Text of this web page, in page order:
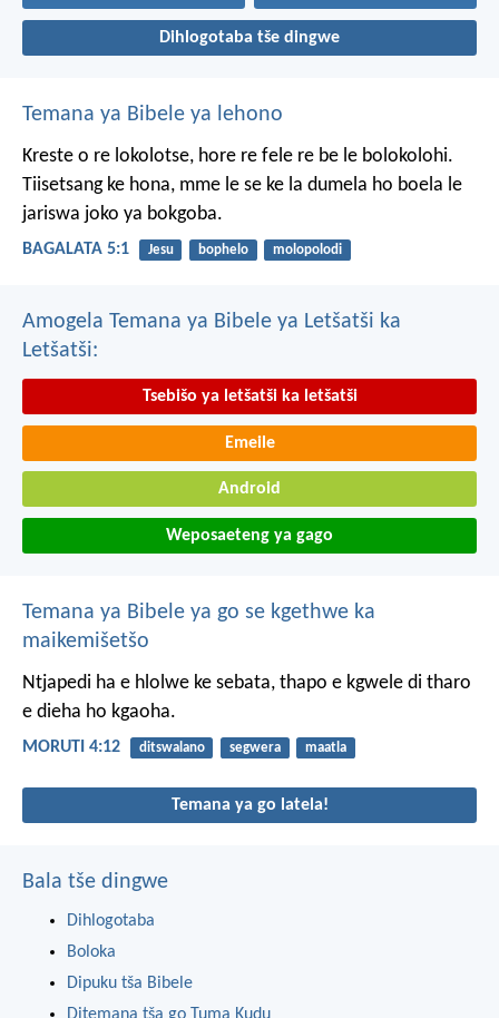
Dihlogotaba tše dingwe
Temana ya Bibele ya lehono
Kreste o re lokolotse, hore re fele re be le bolokolohi.
Tiisetsang ke hona, mme le se ke la dumela ho boela le
jariswa joko ya bokgoba.
BAGALATA 5:1 Jesu bophelo molopolodi
Amogela Temana ya Bibele ya Letšatši ka
Letšatši:
Tsebišo ya letšatši ka letšatši
Emeile
Android
Weposaeteng ya gago
Temana ya Bibele ya go se kgethwe ka
maikemišetšo
Ntjapedi ha e hlolwe ke sebata, thapo e kgwele di tharo
e dieha ho kgaoha.
MORUTI 4:12 ditswalano segwera maatla
Temana ya go latela!
Bala tše dingwe
Dihlogotaba
Boloka
Dipuku tša Bibele